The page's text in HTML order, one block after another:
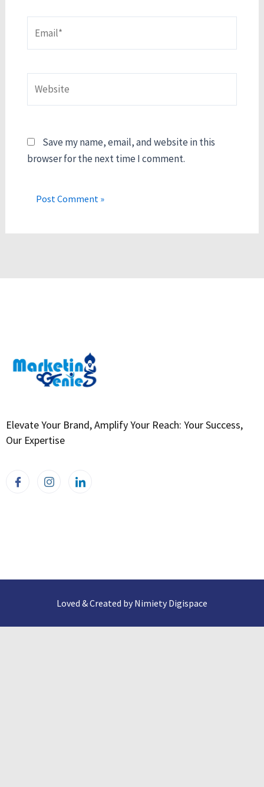
Save my name, email, and website in this
browser for the next time I comment.
Elevate Your Brand, Amplify Your Reach: Your Success,
Our Expertise
Loved & Created by Nimiety Digispace